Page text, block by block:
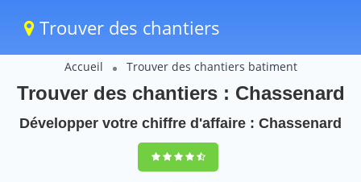
Trouver des chantiers
Accueil Trouver des chantiers batiment
Trouver des chantiers : Chassenard
Développer votre chiffre d'affaire : Chassenard